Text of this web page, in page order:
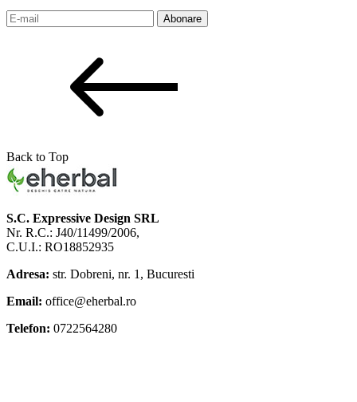
Abonare
Back to Top
S.C. Expressive Design SRL
Nr. R.C.: J40/11499/2006,
C.U.I.: RO18852935
Adresa: str. Dobreni, nr. 1, Bucuresti
Email: office@eherbal.ro
Telefon: 0722564280